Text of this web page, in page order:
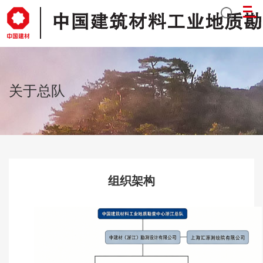
关于总队
组织架构